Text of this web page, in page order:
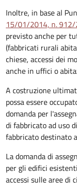
Inoltre, in base al
15/01/2014, n.
previsto anche per
(fabbricati rurali
chiese, accessi dei
anche in uffici o
A costruzione
possa essere
domanda per
di fabbricato ad uso
fabbricato destinato
La domanda di
per gli edifici
accessi sulle aree di